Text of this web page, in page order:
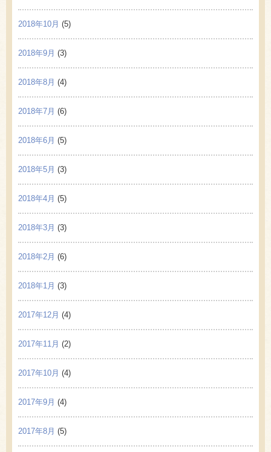
2018年10月 (5)
2018年9月 (3)
2018年8月 (4)
2018年7月 (6)
2018年6月 (5)
2018年5月 (3)
2018年4月 (5)
2018年3月 (3)
2018年2月 (6)
2018年1月 (3)
2017年12月 (4)
2017年11月 (2)
2017年10月 (4)
2017年9月 (4)
2017年8月 (5)